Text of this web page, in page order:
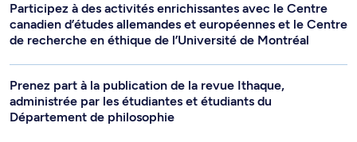
Participez à des activités enrichissantes avec le Centre
canadien d’études allemandes et européennes et le Centre
de recherche en éthique de l’Université de Montréal
Prenez part à la publication de la revue Ithaque,
administrée par les étudiantes et étudiants du
Département de philosophie